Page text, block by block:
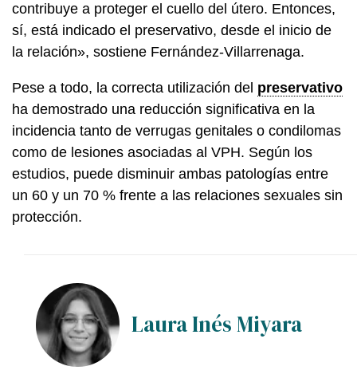
contribuye a proteger el cuello del útero. Entonces,
sí, está indicado el preservativo, desde el inicio de
la relación», sostiene Fernández-Villarrenaga.
Pese a todo, la correcta utilización del preservativo
ha demostrado una reducción significativa en la
incidencia tanto de verrugas genitales o condilomas
como de lesiones asociadas al VPH. Según los
estudios, puede disminuir ambas patologías entre
un 60 y un 70 % frente a las relaciones sexuales sin
protección.
Laura Inés Miyara